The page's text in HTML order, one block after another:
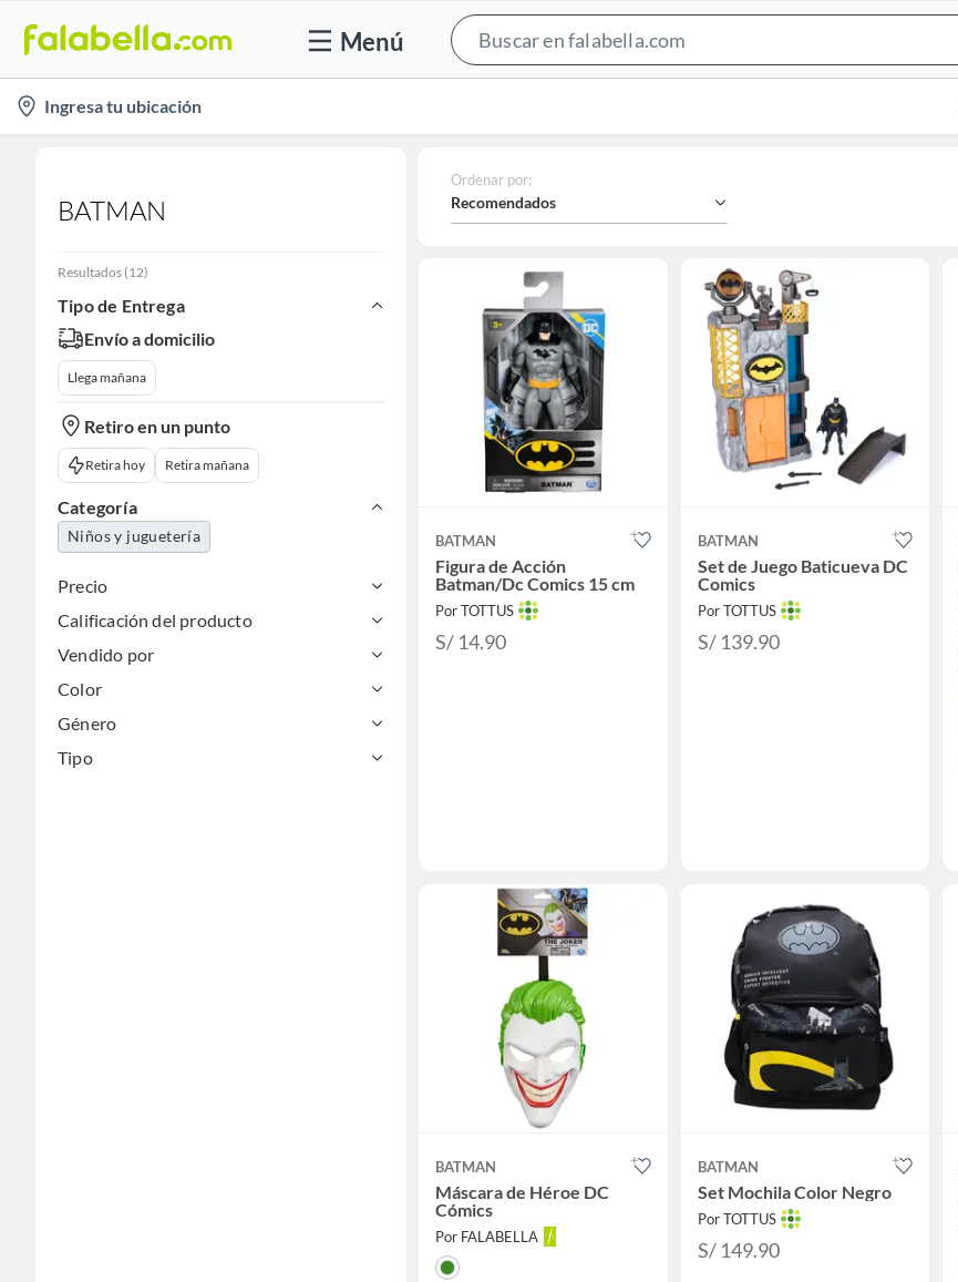
Menú
Bar
location-
icon
Ingresa tu ubicación
BATMAN
Resultados (12)
Tipo de Entrega
Envío a domicilio
Llega mañana
Retiro en un punto
Retira hoy Retira mañana
Categoría
Niños y juguetería
Precio
Calificación del producto
Vendido por
Color
Género
Tipo
Ordenar por:
Recomendados
BATMAN
Figura de Acción
Batman/Dc Comics 15 cm
Por TOTTUS
S/ 14.90
BATMAN
Set de Juego Baticueva DC
Comics
Por TOTTUS
S/ 139.90
BATMAN
Máscara de Héroe DC
Cómics
Por FALABELLA
BATMAN
Set Mochila Color Negro
Por TOTTUS
S/ 149.90